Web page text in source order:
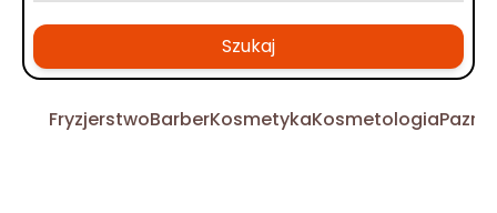
Szukaj
FryzjerstwoBarberKosmetykaKosmetologia